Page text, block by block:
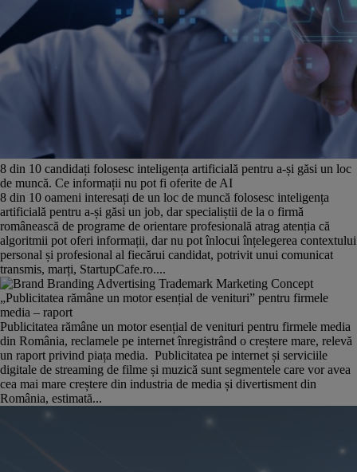
8 din 10 candidați folosesc inteligența artificială pentru a-și găsi un loc
de muncă. Ce informații nu pot fi oferite de AI
8 din 10 oameni interesați de un loc de muncă folosesc inteligența
artificială pentru a-și găsi un job, dar specialiștii de la o firmă
românească de programe de orientare profesională atrag atenția că
algoritmii pot oferi informații, dar nu pot înlocui înțelegerea contextului
personal și profesional al fiecărui candidat, potrivit unui comunicat
transmis, marți, StartupCafe.ro....
„Publicitatea rămâne un motor esențial de venituri” pentru firmele
media – raport
Publicitatea rămâne un motor esențial de venituri pentru firmele media
din România, reclamele pe internet înregistrând o creștere mare, relevă
un raport privind piața media. Publicitatea pe internet și serviciile
digitale de streaming de filme și muzică sunt segmentele care vor avea
cea mai mare creștere din industria de media și divertisment din
România, estimată...